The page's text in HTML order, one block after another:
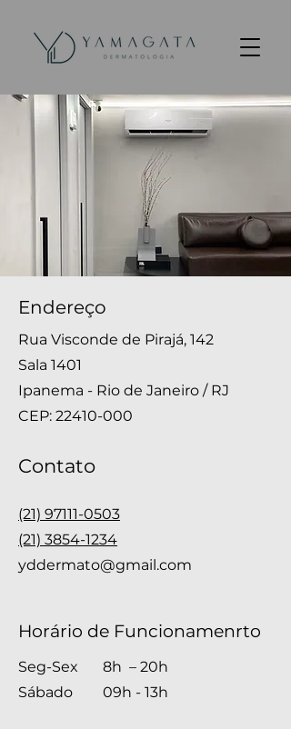
Endereço
Rua Visconde de Pirajá, 142
Sala 1401
Ipanema - Rio de Janeiro / RJ
CEP: 22410-000
Contato
(21) 97111-0503
(21) 3854-1234
yddermato@gmail.com
Horário de Funcionamenrto
Seg-Sex
Sábado
8h – 20h
09h - 13h